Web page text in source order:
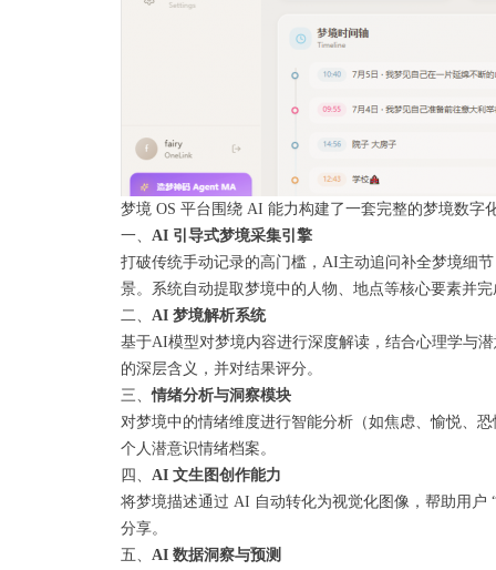
梦境 OS 平台围绕 AI 能力构建了一套完整的梦境数字
一、 AI 引导式梦境采集引擎
打破传统手动记录的高门槛，AI主动追问补全梦境细
景。系统自动提取梦境中的人物、地点等核心要素并
二、 AI 梦境解析系统
基于AI模型对梦境内容进行深度解读，结合心理学与
的深层含义，并对结果评分。
三、情绪分析与洞察模块
对梦境中的情绪维度进行智能分析（如焦虑、愉悦、
个人潜意识情绪档案。
四、 AI 文生图创作能力
将梦境描述通过 AI 自动转化为视觉化图像，帮助用户
分享。
五、 AI 数据洞察与预测